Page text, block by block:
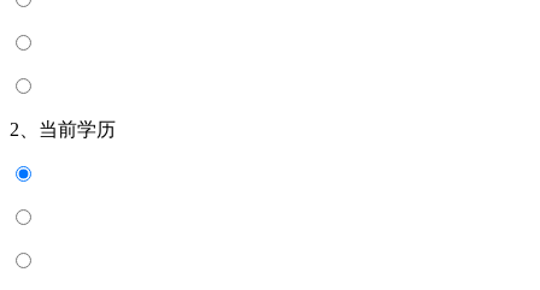
2、当前学历